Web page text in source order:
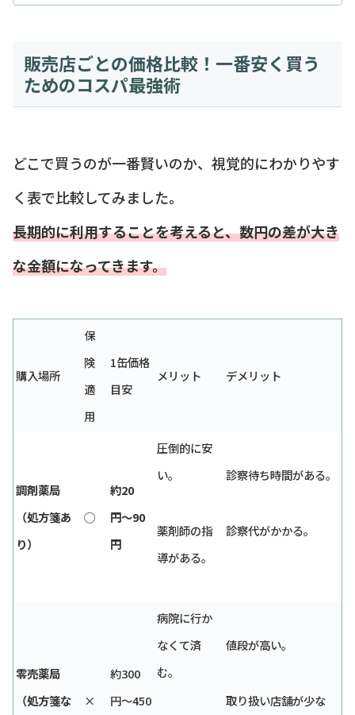
販売店ごとの価格比較！一番安く買う
ためのコスパ最強術
どこで買うのが一番賢いのか、視覚的にわかりやす
く表で比較してみました。
長期的に利用することを考えると、数円の差が大き
な金額になってきます。
購入場所
保
険
適
用
1缶価格
目安
メリット デメリット
調剤薬局
（処方箋あ
り）
◯
約20
円〜90
円
圧倒的に安
い。
薬剤師の指
導がある。
診察待ち時間がある。
診察代がかかる。
零売薬局
（処方箋な
×
約300
円〜450
病院に行か
なくて済
む。
値段が高い。
取り扱い店舗が少な